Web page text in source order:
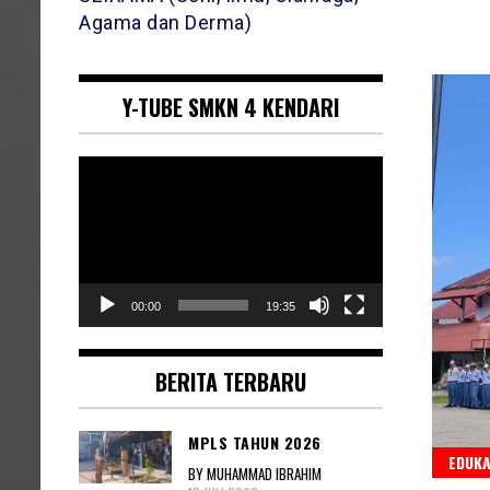
Agama dan Derma)
Y-TUBE SMKN 4 KENDARI
00:00 19:35
BERITA TERBARU
MPLS TAHUN 2026
BY MUHAMMAD IBRAHIM